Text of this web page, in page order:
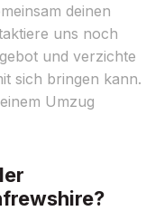
deinen
uns noch
und verzichte
sich bringen kann.
Umzug